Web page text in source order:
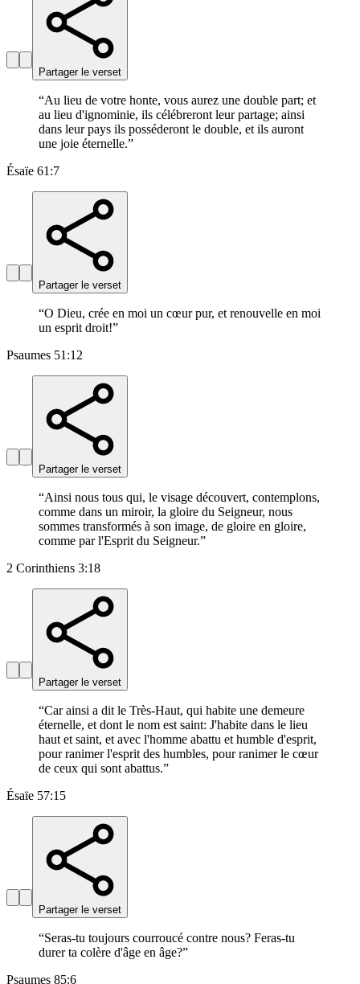
Partager le verset
“Au lieu de votre honte, vous aurez une double part; et
au lieu d'ignominie, ils célébreront leur partage; ainsi
dans leur pays ils posséderont le double, et ils auront
une joie éternelle.”
Ésaïe 61:7
Partager le verset
“O Dieu, crée en moi un cœur pur, et renouvelle en moi
un esprit droit!”
Psaumes 51:12
Partager le verset
“Ainsi nous tous qui, le visage découvert, contemplons,
comme dans un miroir, la gloire du Seigneur, nous
sommes transformés à son image, de gloire en gloire,
comme par l'Esprit du Seigneur.”
2 Corinthiens 3:18
Partager le verset
“Car ainsi a dit le Très-Haut, qui habite une demeure
éternelle, et dont le nom est saint: J'habite dans le lieu
haut et saint, et avec l'homme abattu et humble d'esprit,
pour ranimer l'esprit des humbles, pour ranimer le cœur
de ceux qui sont abattus.”
Ésaïe 57:15
Partager le verset
“Seras-tu toujours courroucé contre nous? Feras-tu
durer ta colère d'âge en âge?”
Psaumes 85:6